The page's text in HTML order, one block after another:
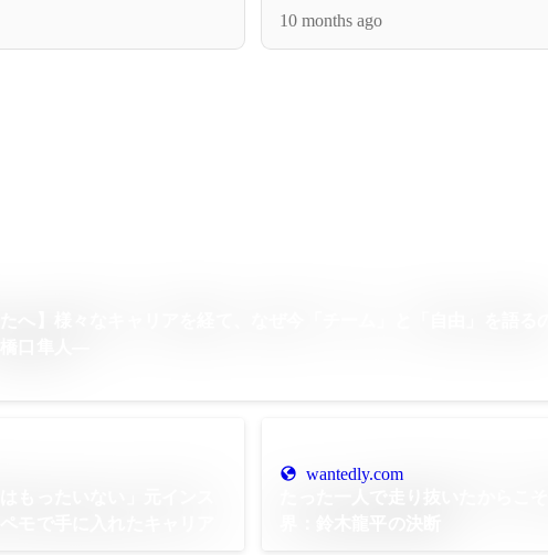
10 months ago
wantedly.com